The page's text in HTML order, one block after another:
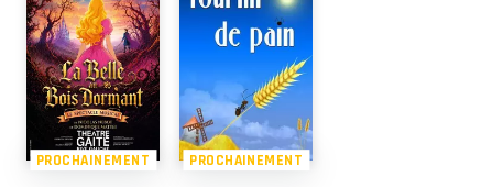
PROCHAINEMENT PROCHAINEMENT